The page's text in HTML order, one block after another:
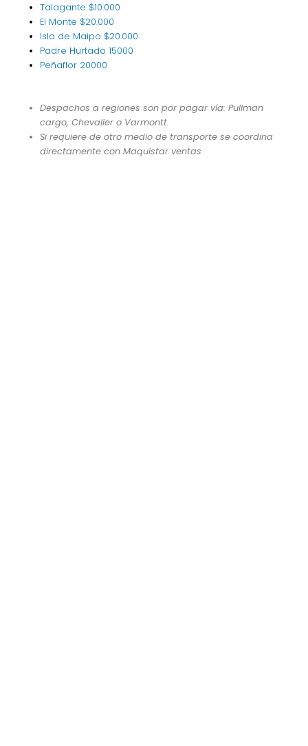
Talagante $10.000
El Monte $20.000
Isla de Maipo $20.000
Padre Hurtado15000
Peñaflor 20000
Despachos a regiones son por pagar vía: Pullman
cargo, Chevalier o Varmontt.
Si requiere de otro medio de transporte se coordina
directamente con Maquistar ventas